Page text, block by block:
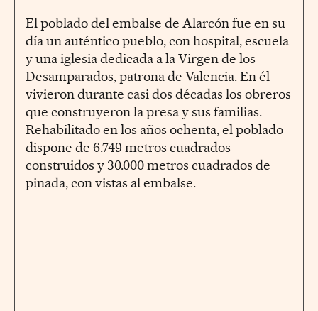
El poblado del embalse de Alarcón fue en su
día un auténtico pueblo, con hospital, escuela
y una iglesia dedicada a la Virgen de los
Desamparados, patrona de Valencia. En él
vivieron durante casi dos décadas los obreros
que construyeron la presa y sus familias.
Rehabilitado en los años ochenta, el poblado
dispone de 6.749 metros cuadrados
construidos y 30.000 metros cuadrados de
pinada, con vistas al embalse.